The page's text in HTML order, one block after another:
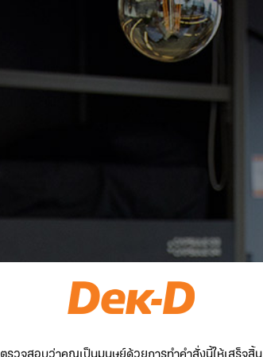
ตรวจสอบว่าคุณเป็นมนุษย์ด้วยการทำคำสั่งนี้ให้เสร็จสิ้น